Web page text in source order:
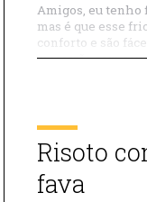
Amigos, eu tenho
mas é que esse
conforto e são
macarrão com
que vocês vão
Risoto
fava